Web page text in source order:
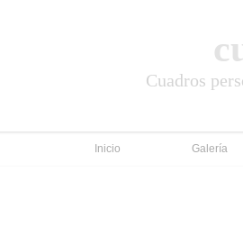
Cuadros
Inicio Galería